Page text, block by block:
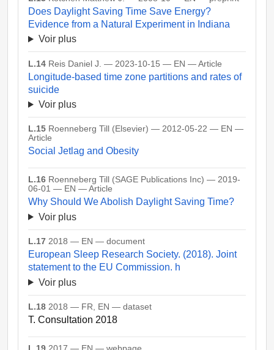
Does Daylight Saving Time Save Energy?
Evidence from a Natural Experiment in Indiana
Voir plus
L.14 Reis Daniel J. — 2023-10-15 — EN — Article
Longitude-based time zone partitions and rates of
suicide
Voir plus
L.15 Roenneberg Till (Elsevier) — 2012-05-22 — EN —
Article
Social Jetlag and Obesity
L.16 Roenneberg Till (SAGE Publications Inc) — 2019-
06-01 — EN — Article
Why Should We Abolish Daylight Saving Time?
Voir plus
L.17 2018 — EN — document
European Sleep Research Society. (2018). Joint
statement to the EU Commission. h
Voir plus
L.18 2018 — FR, EN — dataset
T. Consultation 2018